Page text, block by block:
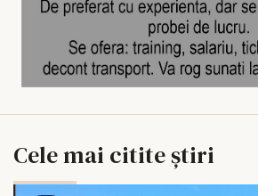
Cele mai citite știri